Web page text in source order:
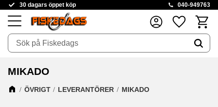
Meny
30 dagars öppet köp 040-949763
Favoriter
MIKADO
ÖVRIGT LEVERANTÖRER MIKADO